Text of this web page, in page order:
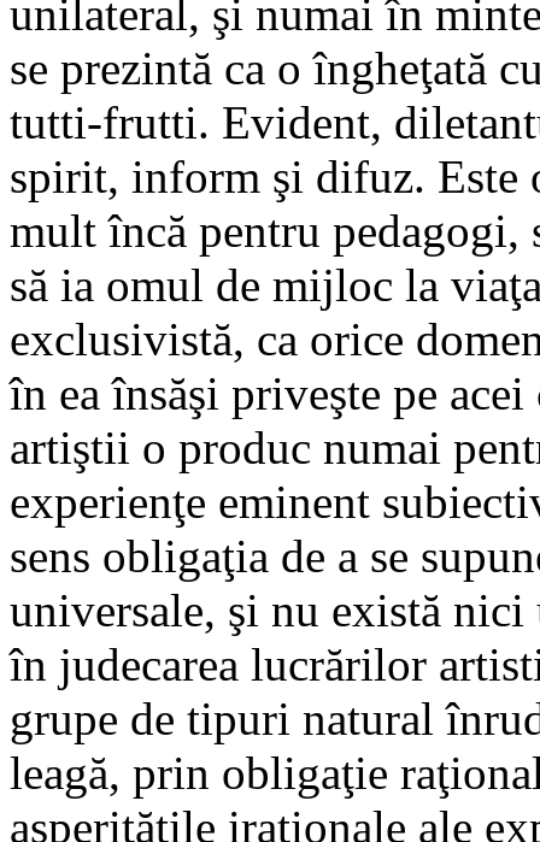
unilateral, şi numai în
se prezintă ca o îngheţată
tutti-frutti. Evident,
spirit, inform şi difuz. Este
mult încă pentru pedagogi,
să ia omul de mijloc la
exclusivistă, ca orice
în ea însăşi priveşte pe
artiştii o produc numai
experienţe eminent
sens obligaţia de a se
universale, şi nu există
în judecarea lucrărilor
grupe de tipuri natural
leagă, prin obligaţie
asperităţile iraţionale ale